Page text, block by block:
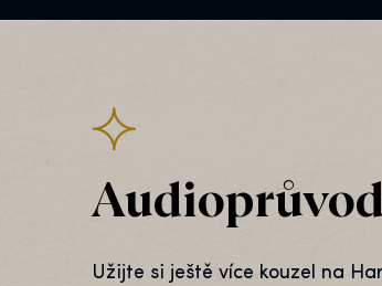
Užijte si ještě více kouzel na